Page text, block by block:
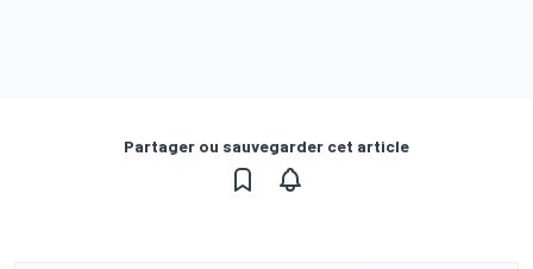
Partager ou sauvegarder cet article